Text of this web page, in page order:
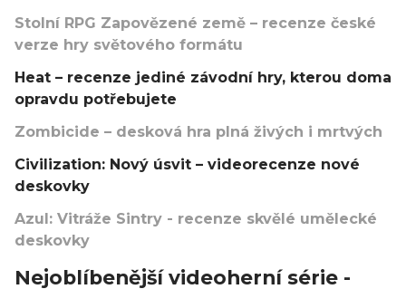
Stolní RPG Zapovězené země – recenze české
verze hry světového formátu
Heat – recenze jediné závodní hry, kterou doma
opravdu potřebujete
Zombicide – desková hra plná živých i mrtvých
Civilization: Nový úsvit – videorecenze nové
deskovky
Azul: Vitráže Sintry - recenze skvělé umělecké
deskovky
Nejoblíbenější videoherní série -